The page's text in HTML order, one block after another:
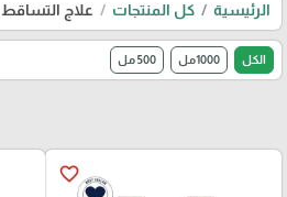
الرئيسية كل المنتجات علاج التساقط
الكل 1000مل 500 مل
favorite_border